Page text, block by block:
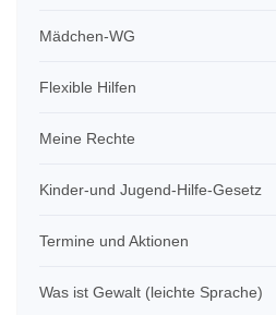
Mädchen-WG
Flexible Hilfen
Meine Rechte
Kinder-und Jugend-Hilfe-Gesetz
Termine und Aktionen
Was ist Gewalt (leichte Sprache)